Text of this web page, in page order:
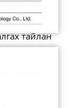
тайлан